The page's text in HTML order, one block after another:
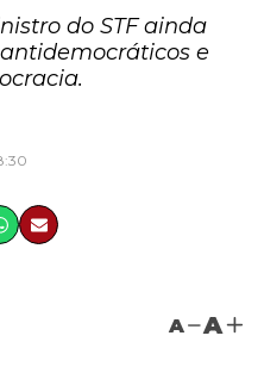
do STF ainda
e
A A